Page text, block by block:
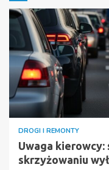
DROGI I REMONTY
Uwaga kierowcy:
skrzyżowaniu